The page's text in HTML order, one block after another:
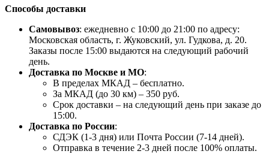
Способы доставки
Самовывоз: ежедневно с 10:00 до 21:00 по адресу:
Московская область, г. Жуковский, ул. Гудкова, д. 20.
Заказы после 15:00 выдаются на следующий рабочий
день.
Доставка по Москве и МО:
В пределах МКАД – бесплатно.
За МКАД (до 30 км) – 350 руб.
Срок доставки – на следующий день при заказе до
15:00.
Доставка по России:
СДЭК (1-3 дня) или Почта России (7-14 дней).
Отправка в течение 2-3 дней после 100% оплаты.